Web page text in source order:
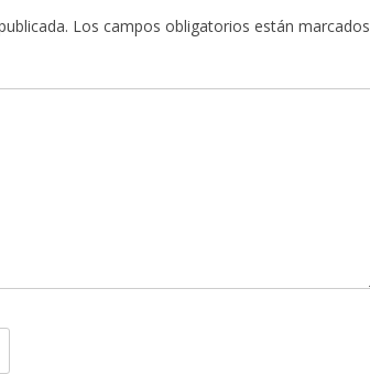
Los campos obligatorios están marcados